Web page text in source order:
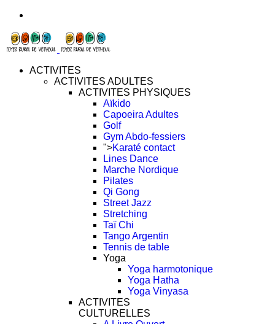
ACTIVITES
ACTIVITES ADULTES
ACTIVITES PHYSIQUES
Aïkido
Capoeira Adultes
Golf
Gym Abdo-fessiers
">Karaté contact
Lines Dance
Marche Nordique
Pilates
Qi Gong
Street Jazz
Stretching
Taï Chi
Tango Argentin
Tennis de table
Yoga
Yoga harmotonique
Yoga Hatha
Yoga Vinyasa
ACTIVITES
CULTURELLES